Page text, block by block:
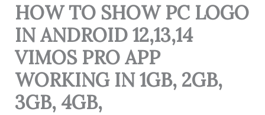
HOW TO SHOW PC LOGO
IN ANDROID 12,13,14
VIMOS PRO APP
WORKING IN 1GB, 2GB,
3GB, 4GB,